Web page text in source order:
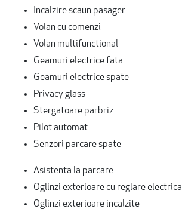
Incalzire scaun pasager
Volan cu comenzi
Volan multifunctional
Geamuri electrice fata
Geamuri electrice spate
Privacy glass
Stergatoare parbriz
Pilot automat
Senzori parcare spate
Asistenta la parcare
Oglinzi exterioare cu reglare electrica
Oglinzi exterioare incalzite